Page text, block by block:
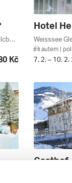
Zillertal Arena, Krimml, Zillertal, Salcbursko, Oberpinzgau, Rakousko
Kč
autem |
7. 2. – 10. 2.
Gasthof